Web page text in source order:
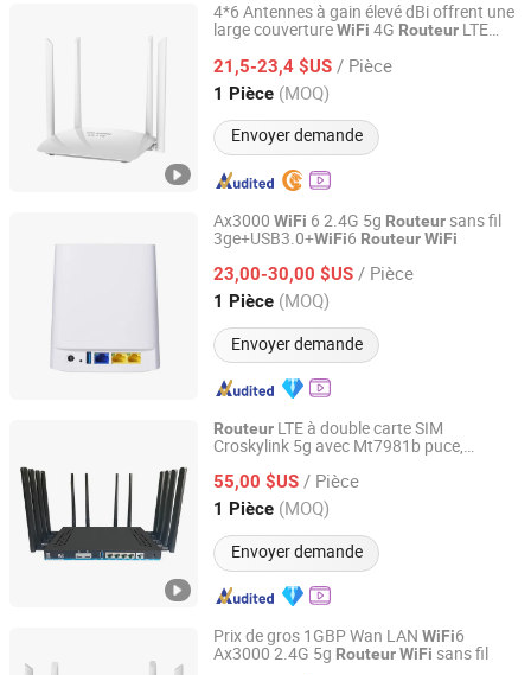
4*6 Antennes à gain élevé dBi offrent une
large couvertureWiFi 4G Routeur LTE
emplacement pour carte SIM pour la
maison, les jeux, les voyages
21,5-23,4 $US / Pièce
1 Pièce (MOQ)
Envoyer demande
Shenzhen Bilian Electronic Limited
Guangdong, China Depuis 2023
Ax3000 WiFi 6 2.4G 5g Routeursans fil
3ge+USB3.0+WiFi6 RouteurWiFi
23,00-30,00 $US / Pièce
1 Pièce (MOQ)
Envoyer demande
Hangzhou Softel Optic Co., Ltd.
Zhejiang, China Depuis 2009
Routeur LTE à double carte SIM
Croskylink 5g avec Mt7981b puce,
Gigabit à double carte
55,00 $US / Pièce
1 Pièce (MOQ)
Envoyer demande
Chengdu Andaxu Technology Co., Ltd
Sichuan, China Depuis 2025
Prix de gros 1GBP Wan LAN WiFi6
Ax3000 2.4G 5g RouteurWiFi sans fil
Hangzhou Softel Optic Co., Ltd.